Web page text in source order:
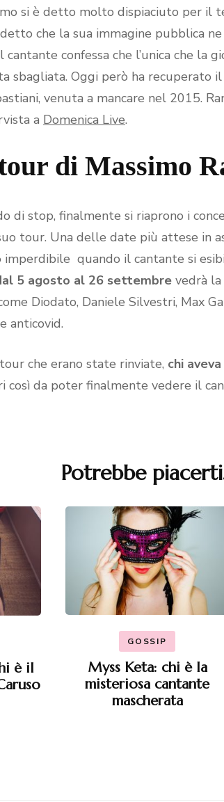
si è detto molto dispiaciuto per il
che la sua immagine pubblica ne
confessa che l’unica che la
sbagliata. Oggi però ha recuperato
venuta a mancare nel 2015.
a Domenica Live.
di Massimo
di stop, finalmente si riaprono i
tour. Una delle date più attese in
quando il cantante si
5 agosto al 26 settembre vedrà
Diodato, Daniele Silvestri, Max
anticovid.
che erano state rinviate, chi
così da poter finalmente vedere il
Potrebbe
è il
GOSSIP
Myss Keta: chi è la
misteriosa cantante
mascherata